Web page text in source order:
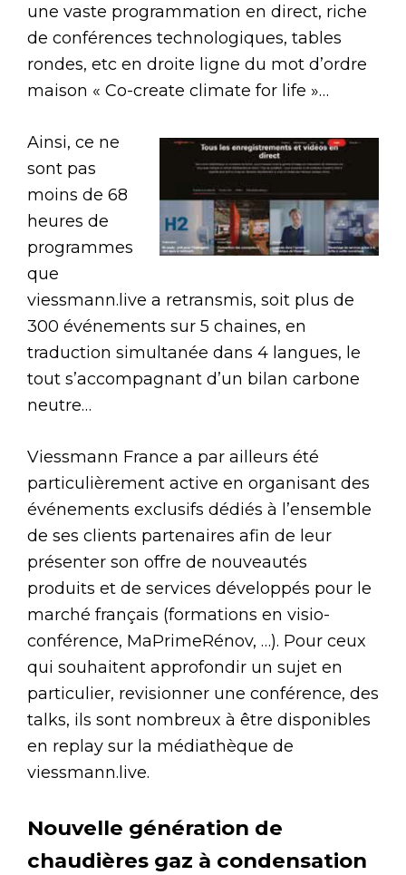
une vaste programmation en direct, riche
de conférences technologiques, tables
rondes, etc en droite ligne du mot d’ordre
maison « Co-create climate for life »…
Ainsi, ce ne
sont pas
moins de 68
heures de
programmes
que
viessmann.live a retransmis, soit plus de
300 événements sur 5 chaines, en
traduction simultanée dans 4 langues, le
tout s’accompagnant d’un bilan carbone
neutre…
Viessmann France a par ailleurs été
particulièrement active en organisant des
événements exclusifs dédiés à l’ensemble
de ses clients partenaires afin de leur
présenter son offre de nouveautés
produits et de services développés pour le
marché français (formations en visio-
conférence, MaPrimeRénov, …). Pour ceux
qui souhaitent approfondir un sujet en
particulier, revisionner une conférence, des
talks, ils sont nombreux à être disponibles
en replay sur la médiathèque de
viessmann.live.
Nouvelle génération de
chaudières gaz à condensation